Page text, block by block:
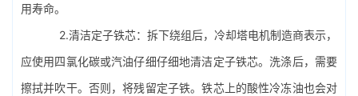
用寿命。
2.清洁定子铁芯：拆下绕组后，冷却塔电机制造商表示，
应使用四氯化碳或汽油仔细仔细地清洁定子铁芯。洗涤后，需要
擦拭并吹干。否则，将残留定子铁。铁芯上的酸性冷冻油也会对